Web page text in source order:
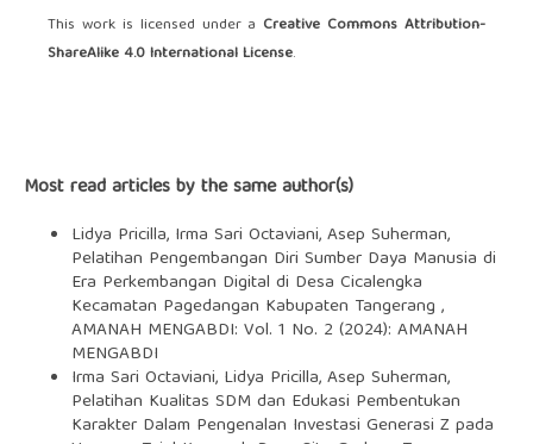
This work is licensed under a Creative Commons Attribution-
ShareAlike 4.0 International License.
Most read articles by the same author(s)
Lidya Pricilla, Irma Sari Octaviani, Asep Suherman,
Pelatihan Pengembangan Diri Sumber Daya Manusia di
Era Perkembangan Digital di Desa Cicalengka
Kecamatan Pagedangan Kabupaten Tangerang ,
AMANAH MENGABDI: Vol. 1 No. 2 (2024): AMANAH
MENGABDI
Irma Sari Octaviani, Lidya Pricilla, Asep Suherman,
Pelatihan Kualitas SDM dan Edukasi Pembentukan
Karakter Dalam Pengenalan Investasi Generasi Z pada